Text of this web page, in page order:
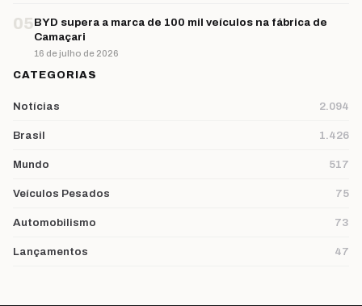
05BYD supera a marca de 100 mil veículos na fábrica de
Camaçari
16 de julho de 2026
CATEGORIAS
Notícias 2.094
Brasil 1.426
Mundo 517
Veículos Pesados 75
Automobilismo 73
Lançamentos 47